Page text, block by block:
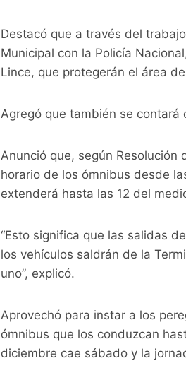
Destacó que a través del
Municipal con la Policía
Lince, que protegerán el área
Agregó que también se contará
Anunció que, según Resolución
horario de los ómnibus desde
extenderá hasta las 12 del
“Esto significa que las salidas
los vehículos saldrán de la
uno”, explicó.
Aprovechó para instar a los
ómnibus que los conduzcan
diciembre cae sábado y la